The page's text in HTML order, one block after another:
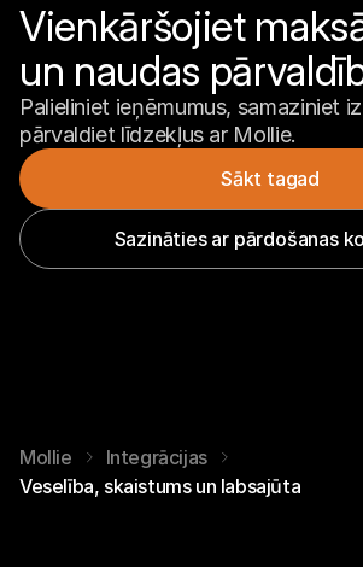
Vienkāršojiet
un naudas
Palieliniet ieņēmumus, samaziniet
pārvaldiet līdzekļus ar Mollie.
Sākt tagad
Sazināties ar pārdošanas
Mollie
Integrācijas
Veselība, skaistums un labsajūta